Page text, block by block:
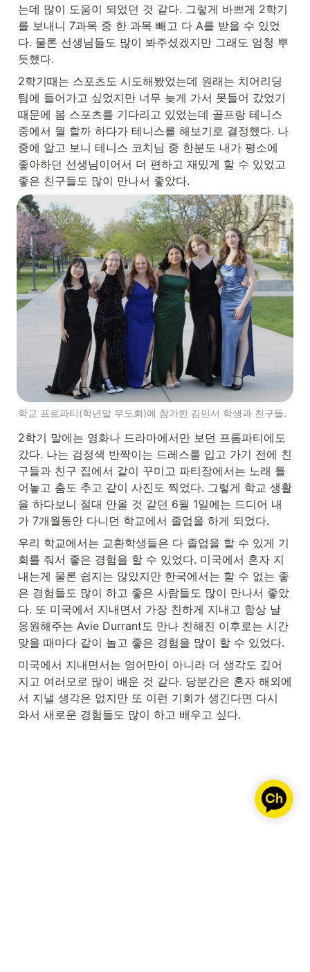
는데 많이 도움이 되었던 것 같다. 그렇게 바쁘게 2학기
를 보내니 7과목 중 한 과목 빼고 다 A를 받을 수 있었
다. 물론 선생님들도 많이 봐주셨겠지만 그래도 엄청 뿌
듯했다.
2학기때는 스포츠도 시도해봤었는데 원래는 치어리딩
팀에 들어가고 싶었지만 너무 늦게 가서 못들어 갔었기
때문에 봄 스포츠를 기다리고 있었는데 골프랑 테니스
중에서 뭘 할까 하다가 테니스를 해보기로 결정했다. 나
중에 알고 보니 테니스 코치님 중 한분도 내가 평소에
좋아하던 선생님이어서 더 편하고 재밌게 할 수 있었고
좋은 친구들도 많이 만나서 좋았다.
학교 프로파티(학년말 무도회)에 참가한 김민서 학생과 친구들.
2학기 말에는 영화나 드라마에서만 보던 프롬파티에도
갔다. 나는 검정색 반짝이는 드레스를 입고 가기 전에 친
구들과 친구 집에서 같이 꾸미고 파티장에서는 노래 틀
어놓고 춤도 추고 같이 사진도 찍었다. 그렇게 학교 생활
을 하다보니 절대 안올 것 같던 6월 1일에는 드디어 내
가 7개월동안 다니던 학교에서 졸업을 하게 되었다.
우리 학교에서는 교환학생들은 다 졸업을 할 수 있게 기
회를 줘서 좋은 경험을 할 수 있었다. 미국에서 혼자 지
내는게 물론 쉽지는 않았지만 한국에서는 할 수 없는 좋
은 경험들도 많이 하고 좋은 사람들도 많이 만나서 좋았
다. 또 미국에서 지내면서 가장 친하게 지내고 항상 날
응원해주는 Avie Durrant도 만나 친해진 이후로는 시간
맞을 때마다 같이 놀고 좋은 경험을 많이 할 수 있었다.
미국에서 지내면서는 영어만이 아니라 더 생각도 깊어
지고 여러모로 많이 배운 것 같다. 당분간은 혼자 해외에
서 지낼 생각은 없지만 또 이런 기회가 생긴다면 다시
와서 새로운 경험들도 많이 하고 배우고 싶다.